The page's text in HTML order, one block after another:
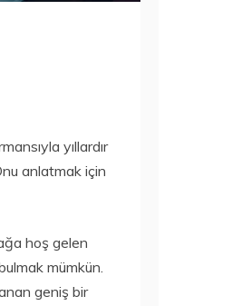
yıllardır
anlatmak için
hoş gelen
mümkün.
geniş bir